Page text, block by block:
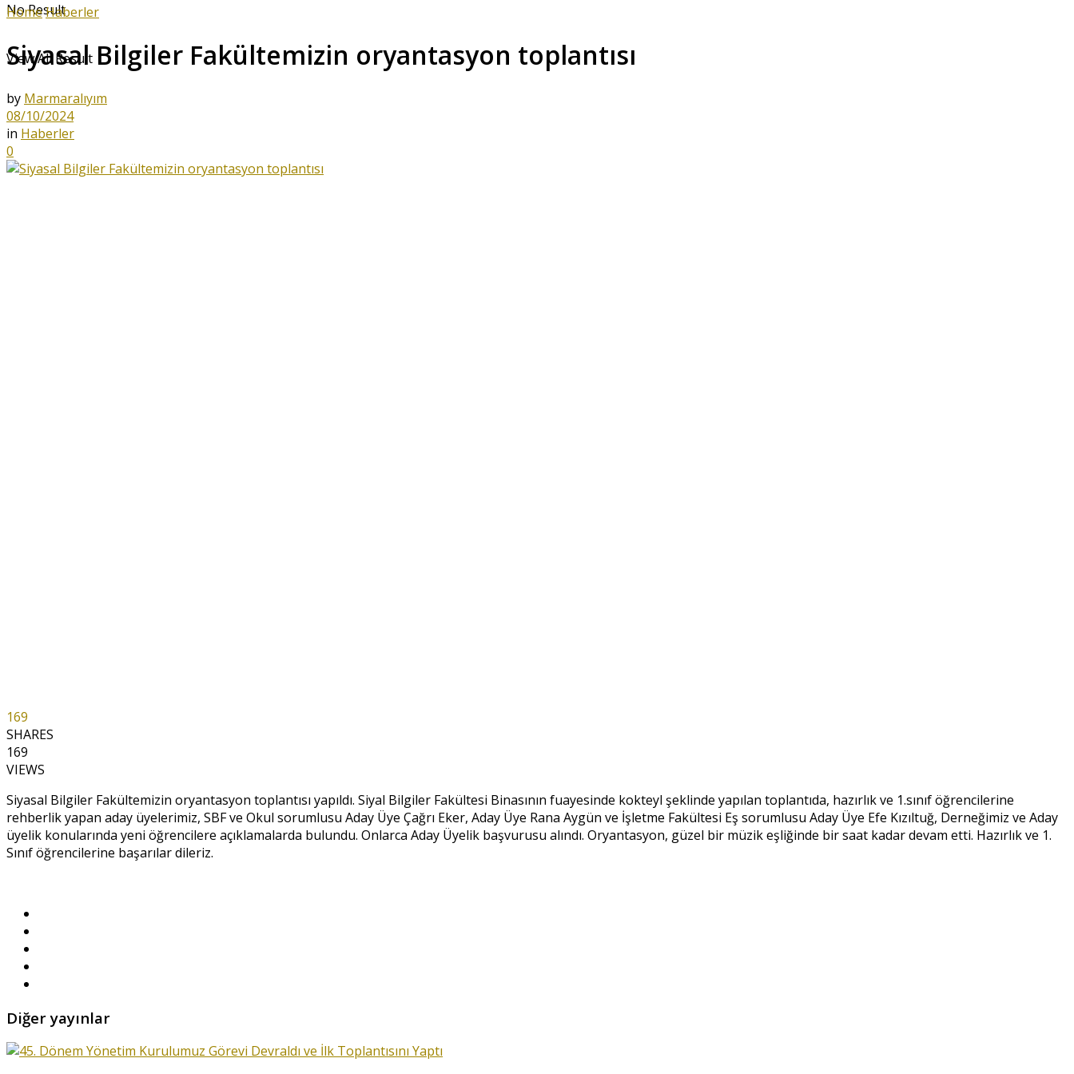
No Result
View All Result
HomeHaberler
Siyasal Bilgiler Fakültemizin oryantasyon toplantısı
by Marmaralıyım
08/10/2024
in Haberler
0
169
SHARES
169
VIEWS
Siyasal Bilgiler Fakültemizin oryantasyon toplantısı yapıldı. Siyal Bilgiler Fakültesi Binasının fuayesinde kokteyl şeklinde yapılan toplantıda, hazırlık ve 1.sınıf öğrencilerine
rehberlik yapan aday üyelerimiz, SBF ve Okul sorumlusu Aday Üye Çağrı Eker, Aday Üye Rana Aygün ve İşletme Fakültesi Eş sorumlusu Aday Üye Efe Kızıltuğ, Derneğimiz ve Aday
üyelik konularında yeni öğrencilere açıklamalarda bulundu. Onlarca Aday Üyelik başvurusu alındı. Oryantasyon, güzel bir müzik eşliğinde bir saat kadar devam etti. Hazırlık ve 1.
Sınıf öğrencilerine başarılar dileriz.
Diğer yayınlar